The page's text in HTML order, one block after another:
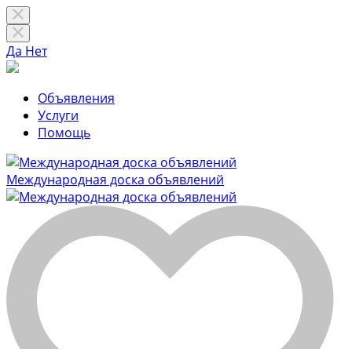
Да Нет
Объявления
Услуги
Помощь
Международная доска объявлений